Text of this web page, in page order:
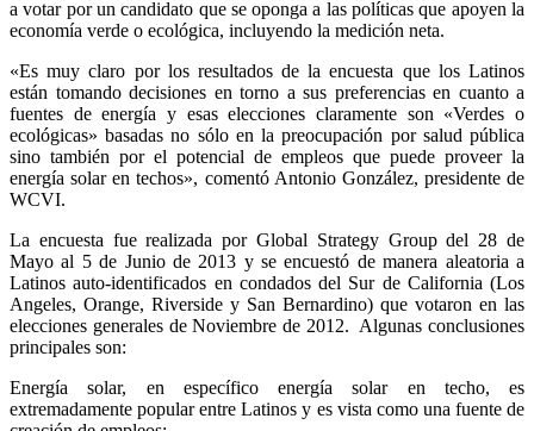
a votar por un candidato que se oponga a las políticas que apoyen la
economía verde o ecológica, incluyendo la medición neta.
«Es muy claro por los resultados de la encuesta que los Latinos
están tomando decisiones en torno a sus preferencias en cuanto a
fuentes de energía y esas elecciones claramente son «Verdes o
ecológicas» basadas no sólo en la preocupación por salud pública
sino también por el potencial de empleos que puede proveer la
energía solar en techos», comentó Antonio González, presidente de
WCVI.
La encuesta fue realizada por Global Strategy Group del 28 de
Mayo al 5 de Junio de 2013 y se encuestó de manera aleatoria a
Latinos auto-identificados en condados del Sur de California (Los
Angeles, Orange, Riverside y San Bernardino) que votaron en las
elecciones generales de Noviembre de 2012. Algunas conclusiones
principales son:
Energía solar, en específico energía solar en techo, es
extremadamente popular entre Latinos y es vista como una fuente de